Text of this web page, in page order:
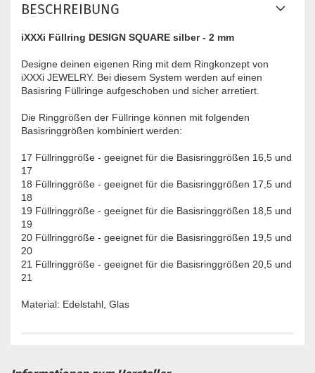
BESCHREIBUNG
iXXXi Füllring DESIGN SQUARE silber - 2 mm
Designe deinen eigenen Ring mit dem Ringkonzept von
iXXXi JEWELRY. Bei diesem System werden auf einen
Basisring Füllringe aufgeschoben und sicher arretiert.
Die Ringgrößen der Füllringe können mit folgenden
Basisringgrößen kombiniert werden:
17 Füllringgröße - geeignet für die Basisringgrößen 16,5 und
17
18 Füllringgröße - geeignet für die Basisringgrößen 17,5 und
18
19 Füllringgröße - geeignet für die Basisringgrößen 18,5 und
19
20 Füllringgröße - geeignet für die Basisringgrößen 19,5 und
20
21 Füllringgröße - geeignet für die Basisringgrößen 20,5 und
21
Material: Edelstahl, Glas